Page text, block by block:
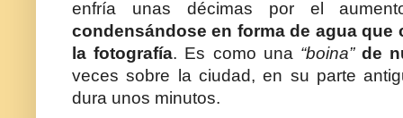
enfría unas décimas por el
condensándose en forma de agua
la fotografía. Es como una “boina” de
veces sobre la ciudad, en su parte
dura unos minutos.